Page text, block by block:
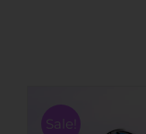
Sale!